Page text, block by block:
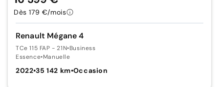
Renault Mégane 4
TCe 115 FAP - 21N•Business
Essence•Manuelle
2022•35 142 km•Occasion
Dès 179 €/mois